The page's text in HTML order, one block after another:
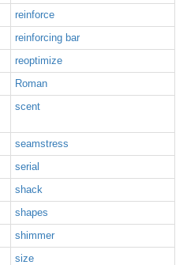
reinforce
reinforcing bar
reoptimize
Roman
scent
seamstress
serial
shack
shapes
shimmer
size